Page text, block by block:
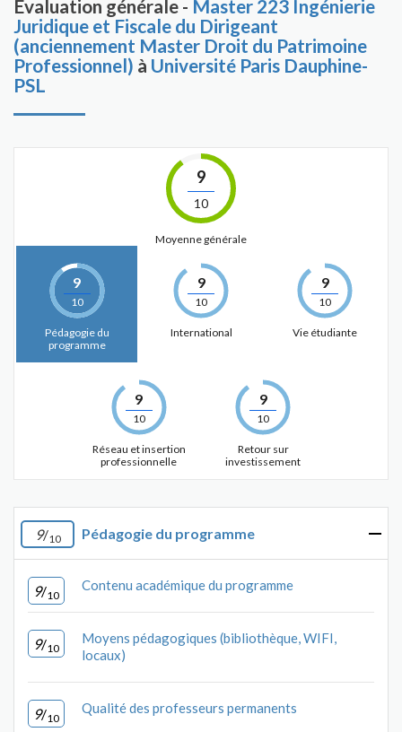
Évaluation générale - Master 223 Ingénierie
Juridique et Fiscale du Dirigeant
(anciennement Master Droit du Patrimoine
Professionnel) à Université Paris Dauphine-
PSL
9
10
Moyenne générale
9
10
Pédagogie du
programme
9
10
International
9
10
Vie étudiante
9
10
Réseau et insertion
professionnelle
9
10
Retour sur
investissement
9/10 Pédagogie du programme
9/10
Contenu académique du programme
9/10
Moyens pédagogiques (bibliothèque, WIFI,
locaux)
9/10
Qualité des professeurs permanents